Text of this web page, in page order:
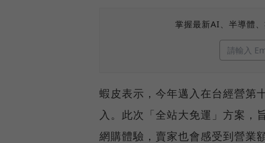
掌握最新AI、半導體
蝦皮表示，今年邁入在台經營第
入。此次「全站大免運」方案，
網購體驗，賣家也會感受到營業